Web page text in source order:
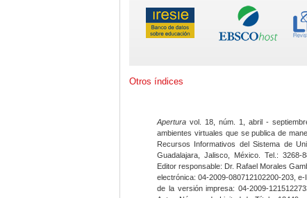
Otros índices
Apertura vol. 18, núm. 1, abril -
ambientes virtuales que se publica de
Recursos Informativos del Sistema de
Guadalajara, Jalisco, México. Tel.:
Editor responsable: Dr. Rafael Morales
electrónica: 04-2009-080712102200-203,
de la versión impresa: 04-2009-